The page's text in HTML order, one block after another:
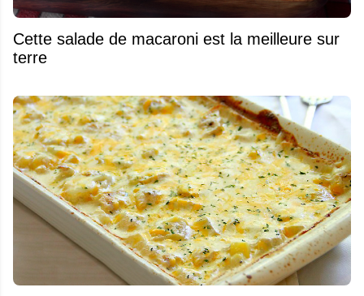
Cette salade de macaroni est la meilleure sur
terre